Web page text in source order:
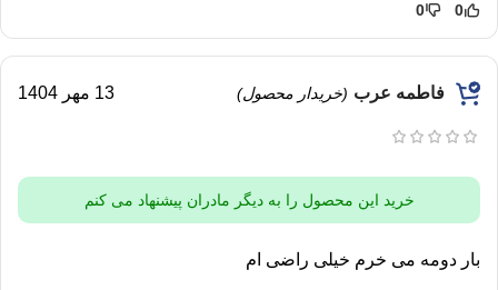
0
0
فاطمه عرب (خریدار محصول) 13 مهر 1404
خرید این محصول را به دیگر مادران پیشنهاد می کنم
بار دومه می خرم خیلی راضی ام